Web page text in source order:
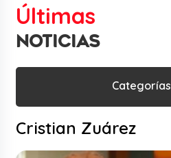
Últimas
NOTICIAS
Categorías
Cristian Zuárez